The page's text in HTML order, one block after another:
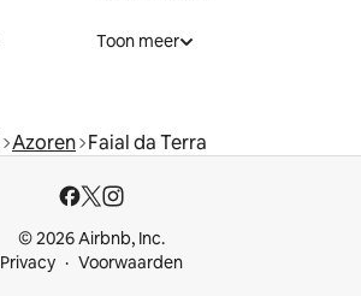
Toon meer
Azoren Faial da Terra
© 2026 Airbnb, Inc.
Privacy
Voorwaarden